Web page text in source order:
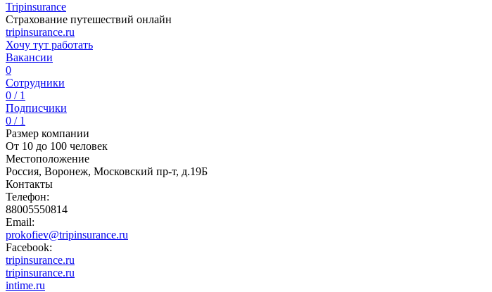
Tripinsurance
Страхование путешествий онлайн
tripinsurance.ru
Хочу тут работать
Вакансии
0
Сотрудники
0 / 1
Подписчики
0 / 1
Размер компании
От 10 до 100 человек
Местоположение
Россия, Воронеж, Московский пр-т, д.19Б
Контакты
Телефон:
88005550814
Email:
prokofiev@tripinsurance.ru
Facebook:
tripinsurance.ru
tripinsurance.ru
intime.ru